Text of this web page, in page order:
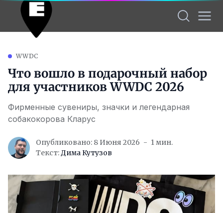
WWDC
Что вошло в подарочный набор
для участников WWDC 2026
Фирменные сувениры, значки и легендарная
собакокорова Кларус
Опубликовано: 8 Июня 2026
1 мин.
Текст:Дима Кутузов